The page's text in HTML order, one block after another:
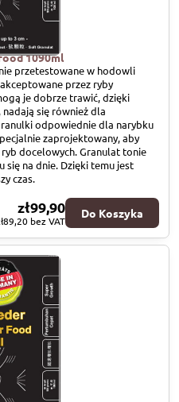
1090ml
przetestowane w hodowli
przez ryby
je dobrze trawić, dzięki
się również dla
odpowiednie dla narybku
zaprojektowany, aby
docelowych. Granulat tonie
na dnie. Dzięki temu jest
czas.
zł99,90
bez VAT
Do Koszyka